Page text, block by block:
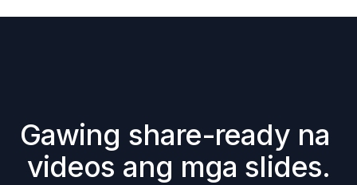
Gawing share-ready na
videos ang mga slides.